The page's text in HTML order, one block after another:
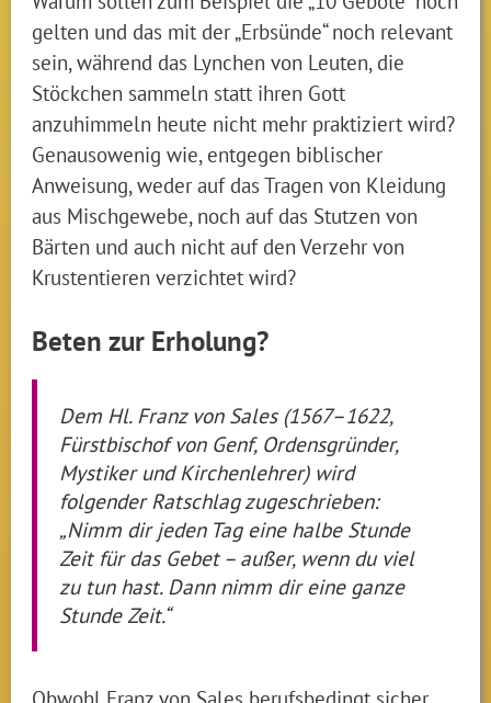
gelten und das mit der „Erbsünde“ noch relevant
sein, während das Lynchen von Leuten, die
Stöckchen sammeln statt ihren Gott
anzuhimmeln heute nicht mehr praktiziert wird?
Genausowenig wie, entgegen biblischer
Anweisung, weder auf das Tragen von Kleidung
aus Mischgewebe, noch auf das Stutzen von
Bärten und auch nicht auf den Verzehr von
Krustentieren verzichtet wird?
Beten zur Erholung?
Dem Hl. Franz von Sales (1567–1622,
Fürstbischof von Genf, Ordensgründer,
Mystiker und Kirchenlehrer) wird
folgender Ratschlag zugeschrieben:
„Nimm dir jeden Tag eine halbe Stunde
Zeit für das Gebet – außer, wenn du viel
zu tun hast. Dann nimm dir eine ganze
Stunde Zeit.“